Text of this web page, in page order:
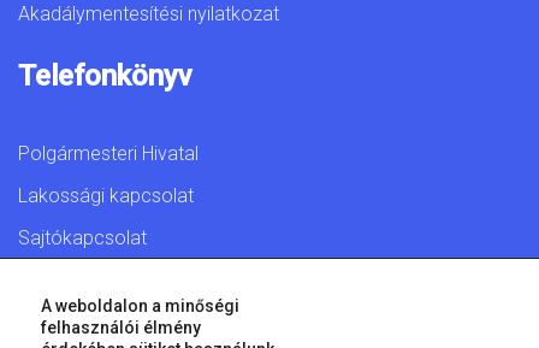
Akadálymentesítési nyilatkozat
Telefonkönyv
Polgármesteri Hivatal
Lakossági kapcsolat
Sajtókapcsolat
A weboldalon a minőségi
felhasználói élmény